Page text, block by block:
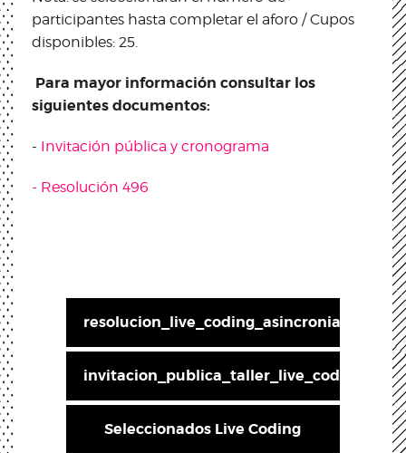
participantes hasta completar el aforo / Cupos
disponibles: 25.
Para mayor información consultar los
siguientes documentos:
- Invitación pública y cronograma
- Resolución 496
resolucion_live_coding_asincronia.pdf
Seleccionados Live Coding